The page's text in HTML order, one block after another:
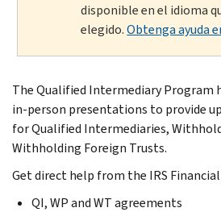
disponible en el idioma
elegido.Obtenga ayuda
The Qualified Intermediary Program
in-person presentations to provide
for Qualified Intermediaries,
Withholding Foreign Trusts.
Get direct help from the IRS
QI, WP and WT agreements